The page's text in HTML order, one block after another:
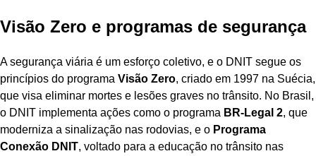
Visão Zero e programas de segurança
A segurança viária é um esforço coletivo, e o DNIT segue os
princípios do programa Visão Zero, criado em 1997 na Suécia,
que visa eliminar mortes e lesões graves no trânsito. No Brasil,
o DNIT implementa ações como o programa BR-Legal 2, que
moderniza a sinalização nas rodovias, e o Programa
Conexão DNIT, voltado para a educação no trânsito nas